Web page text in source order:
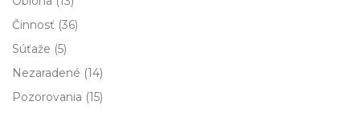
Činnosť (36)
Súťaže (5)
Nezaradené (14)
Pozorovania (15)